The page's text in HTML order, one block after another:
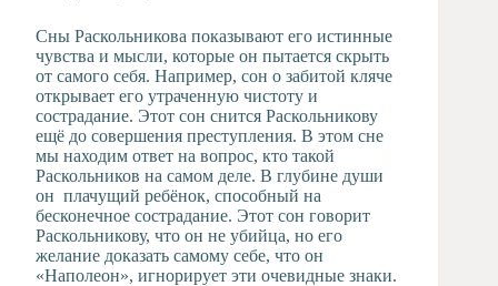
Сны Раскольникова показывают его истинные
чувства и мысли, которые он пытается скрыть
от самого себя. Например, сон о забитой кляче
открывает его утраченную чистоту и
сострадание. Этот сон снится Раскольникову
ещё до совершения преступления. В этом сне
мы находим ответ на вопрос, кто такой
Раскольников на самом деле. В глубине души
он плачущий ребёнок, способный на
бесконечное сострадание. Этот сон говорит
Раскольникову, что он не убийца, но его
желание доказать самому себе, что он
«Наполеон», игнорирует эти очевидные знаки.